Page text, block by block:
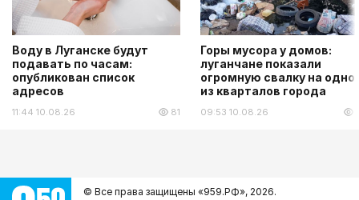
Воду в Луганске будут
подавать по часам:
опубликован список
адресов
11:44 10.08.26 81
Горы мусора у домов:
луганчане показали
огромную свалку на
из кварталов города
09:53 10.08.26
© Все права защищены «959.РФ», 2026.